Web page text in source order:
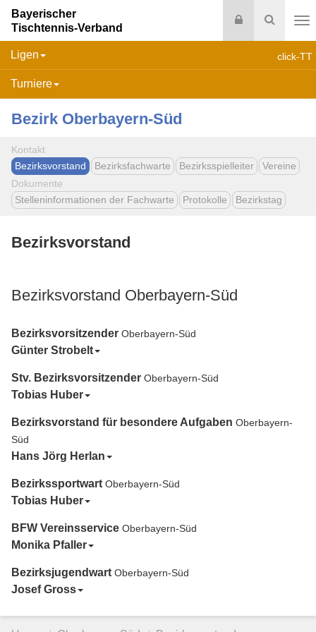
Suche
Login
Bayerischer
Tischtennis-Verband
click-TT
Ligen
Turniere
Bezirk Oberbayern-Süd
Kontakt
Bezirksvorstand
Bezirksfachwarte Bezirksspielleiter
Vereine
Dokumente
Stelleninformationen der Fachwarte
Protokolle Bezirkstag
Bezirksvorstand
Bezirksvorstand Oberbayern-Süd
Bezirksvorsitzender Oberbayern-Süd
Günter Strobelt
Stv. Bezirksvorsitzender Oberbayern-Süd
Tobias Huber
Bezirksvorstand für besondere Aufgaben Oberbayern-
Süd
Hans Jörg Herlan
Bezirkssportwart Oberbayern-Süd
Tobias Huber
BFW Vereinsservice Oberbayern-Süd
Monika Pfaller
Bezirksjugendwart Oberbayern-Süd
Josef Gross